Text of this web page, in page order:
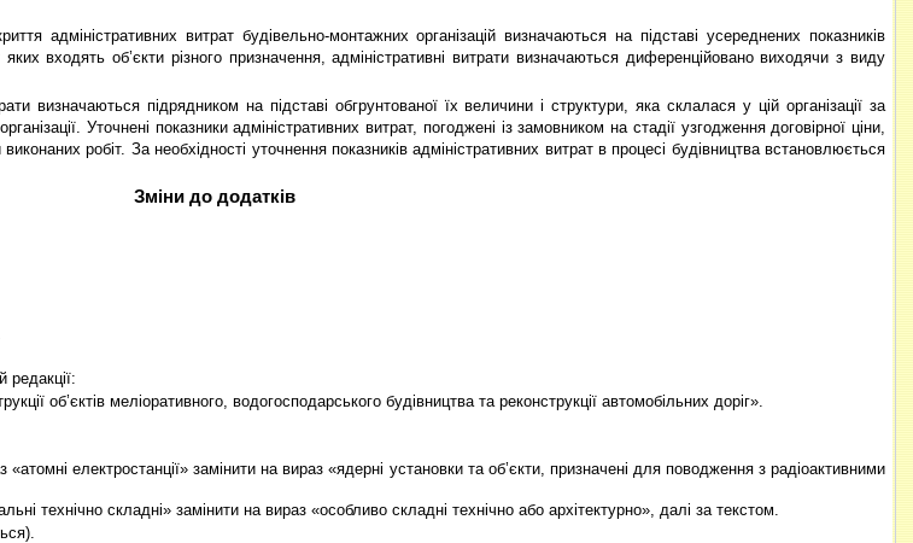
адміністративних витрат будівельно-монтажних організацій визначаються на підставі усереднених показників
входять об’єкти різного призначення, адміністративні витрати визначаються диференційовано виходячи з виду
визначаються підрядником на підставі обгрунтованої їх величини і структури, яка склалася у цій організації за
Уточнені показники адміністративних витрат, погоджені із замовником на стадії узгодження договірної ціни,
робіт. За необхідності уточнення показників адміністративних витрат в процесі будівництва встановлюється
Зміни до додатків
редакції:
об’єктів меліоративного, водогосподарського будівництва та реконструкції автомобільних доріг».
електростанції» замінити на вираз «ядерні установки та об’єкти, призначені для поводження з радіоактивними
технічно складні» замінити на вираз «особливо складні технічно або архітектурно», далі за текстом.